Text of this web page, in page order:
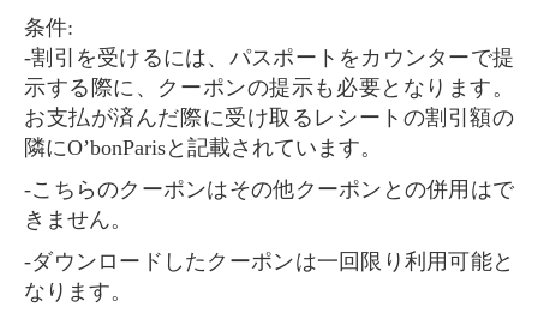
条件:
-割引を受けるには、パスポートをカウンターで提
示する際に、クーポンの提示も必要となります。
お支払が済んだ際に受け取るレシートの割引額の
隣にO’bonParisと記載されています。
-こちらのクーポンはその他クーポンとの併用はで
きません。
-ダウンロードしたクーポンは一回限り利用可能と
なります。